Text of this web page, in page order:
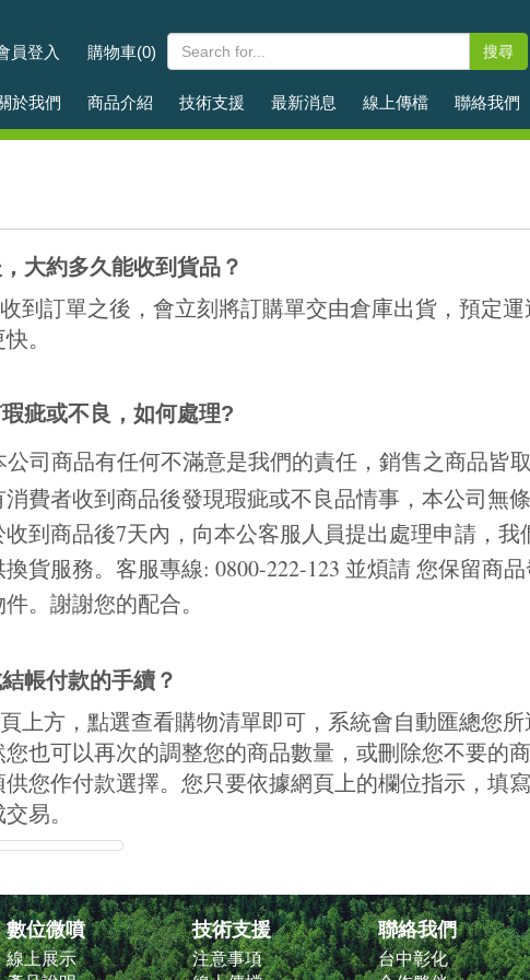
員登入 購物車(0)
於我們 商品介紹 技術支援 最新消息 線上傳檔 聯絡我們
大約多久能收到貨品？
到訂單之後，會立刻將訂購單交由倉庫出貨，預定
。
疵或不良，如何處理?
公司商品有任何不滿意是我們的責任，銷售之商品皆
費者收到商品後發現瑕疵或不良品情事，本公司無
到商品後7天內，向本公客服人員提出處理申請，我
貨服務。客服專線: 0800-222-123 並煩請 您保留商品
。謝謝您的配合。
帳付款的手續？
上方，點選查看購物清單即可，系統會自動匯總您
也可以再次的調整您的商品數量，或刪除您不要的
您作付款選擇。您只要依據網頁上的欄位指示，填
易。
數位微噴
線上展示
技術支援
注意事項
聯絡我們
台中彰化